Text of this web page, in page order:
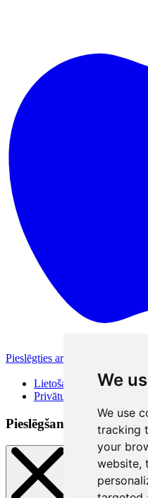
We
We use
tracking
your
website,
Pieslēgties ar Apple
Lietošanas noteikumi
Privātuma politika
Pieslēgšanās veidi